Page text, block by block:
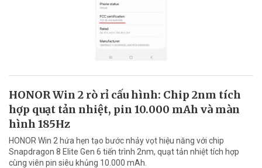
HONOR Win 2 rò rỉ cấu hình: Chip 2nm tích
hợp quạt tản nhiệt, pin 10.000 mAh và màn
hình 185Hz
HONOR Win 2 hứa hẹn tạo bước nhảy vọt hiệu năng với chip
Snapdragon 8 Elite Gen 6 tiến trình 2nm, quạt tản nhiệt tích hợp
cùng viên pin siêu khủng 10.000 mAh.